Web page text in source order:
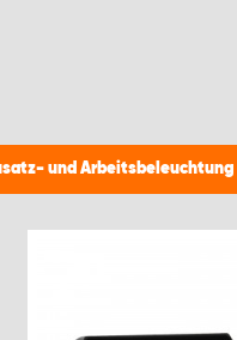
und Arbeitsbeleuchtung